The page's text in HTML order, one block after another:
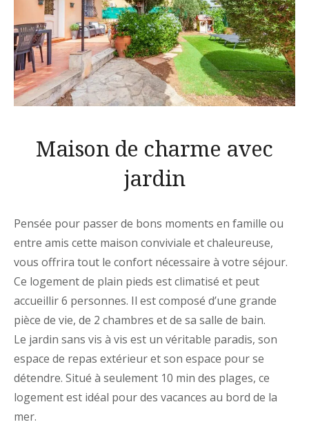
Maison de charme avec
jardin
Pensée pour passer de bons moments en famille ou
entre amis cette maison conviviale et chaleureuse,
vous offrira tout le confort nécessaire à votre séjour.
Ce logement de plain pieds est climatisé et peut
accueillir 6 personnes. Il est composé d’une grande
pièce de vie, de 2 chambres et de sa salle de bain.
Le jardin sans vis à vis est un véritable paradis, son
espace de repas extérieur et son espace pour se
détendre. Situé à seulement 10 min des plages, ce
logement est idéal pour des vacances au bord de la
mer.